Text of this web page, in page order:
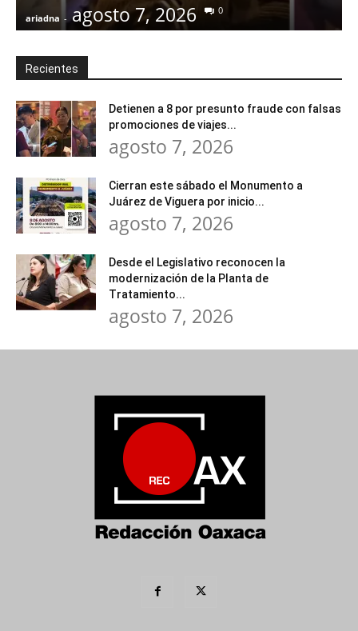
ariadna - agosto 7, 2026 0
Recientes
Detienen a 8 por presunto fraude con falsas
promociones de viajes...
agosto 7, 2026
Cierran este sábado el Monumento a
Juárez de Viguera por inicio...
agosto 7, 2026
Desde el Legislativo reconocen la
modernización de la Planta de
Tratamiento...
agosto 7, 2026